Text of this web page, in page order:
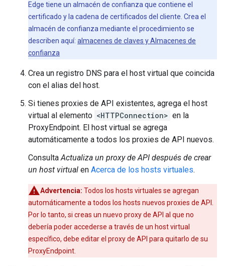
Edge tiene un almacén de confianza que contiene el
certificado y la cadena de certificados del cliente. Crea el
almacén de confianza mediante el procedimiento se
describen aquí: almacenes de claves y Almacenes de
confianza
Crea un registro DNS para el host virtual que coincida
con el alias del host.
Si tienes proxies de API existentes, agrega el host
virtual al elemento <HTTPConnection> en la
ProxyEndpoint. El host virtual se agrega
automáticamente a todos los proxies de API nuevos.
ConsultaActualiza un proxy de API después de crear
un host virtual en Acerca de los hosts virtuales.
Advertencia: Todos los hosts virtuales se agregan
automáticamente a todos los hosts nuevos proxies de API.
Por lo tanto, si creas un nuevo proxy de API al que no
debería poder accederse a través de un host virtual
específico, debe editar el proxy de API para quitarlo de su
ProxyEndpoint.